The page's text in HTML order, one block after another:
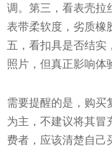
调。第三，看表壳拉
表带柔软度，劣质橡
五，看扣具是否结实
照片，但真正影响体
需要提醒的是，购买
为主，不建议将其冒
费者，应该清楚自己